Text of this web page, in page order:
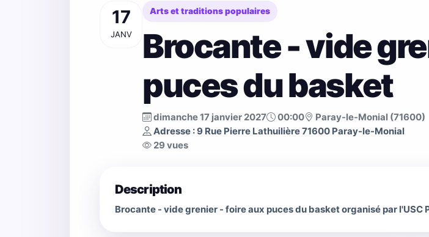
17
JANV
Arts et traditions populaires
Brocante - vide
puces du basket
dimanche 17 janvier 2027 00:00
Paray-le-Monial (71600)
Adresse : 9 Rue Pierre Lathuilière 71600 Paray-le-Monial
29 vues
Description
Brocante - vide grenier - foire aux puces du basket organisé par l'USC